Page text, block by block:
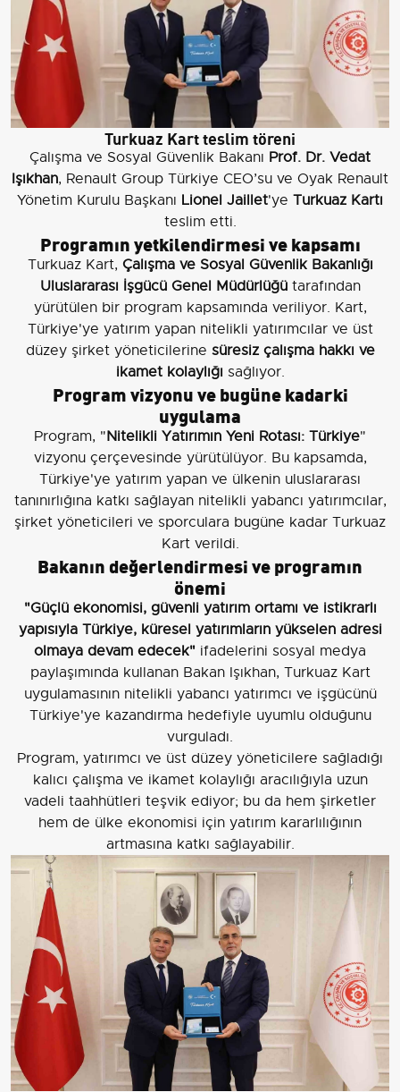
Turkuaz Kart teslim töreni
Çalışma ve Sosyal Güvenlik Bakanı Prof. Dr. Vedat
Işıkhan, Renault Group Türkiye CEO’su ve Oyak Renault
Yönetim Kurulu Başkanı Lionel Jaillet'ye Turkuaz Kartı
teslim etti.
Programın yetkilendirmesi ve kapsamı
Turkuaz Kart, Çalışma ve Sosyal Güvenlik Bakanlığı
Uluslararası İşgücü Genel Müdürlüğütarafından
yürütülen bir program kapsamında veriliyor. Kart,
Türkiye'ye yatırım yapan nitelikli yatırımcılar ve üst
düzey şirket yöneticilerine süresiz çalışma hakkı ve
ikamet kolaylığı sağlıyor.
Program vizyonu ve bugüne kadarki
uygulama
Program, "Nitelikli Yatırımın Yeni Rotası: Türkiye"
vizyonu çerçevesinde yürütülüyor. Bu kapsamda,
Türkiye'ye yatırım yapan ve ülkenin uluslararası
tanınırlığına katkı sağlayan nitelikli yabancı yatırımcılar,
şirket yöneticileri ve sporculara bugüne kadar Turkuaz
Kart verildi.
Bakanın değerlendirmesi ve programın
önemi
"Güçlü ekonomisi, güvenli yatırım ortamı ve istikrarlı
yapısıyla Türkiye, küresel yatırımların yükselen adresi
olmaya devam edecek" ifadelerini sosyal medya
paylaşımında kullanan Bakan Işıkhan, Turkuaz Kart
uygulamasının nitelikli yabancı yatırımcı ve işgücünü
Türkiye'ye kazandırma hedefiyle uyumlu olduğunu
vurguladı.
Program, yatırımcı ve üst düzey yöneticilere sağladığı
kalıcı çalışma ve ikamet kolaylığı aracılığıyla uzun
vadeli taahhütleri teşvik ediyor; bu da hem şirketler
hem de ülke ekonomisi için yatırım kararlılığının
artmasına katkı sağlayabilir.